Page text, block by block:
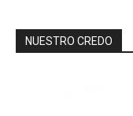
NUESTRO CREDO